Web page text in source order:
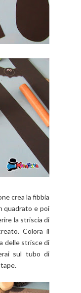
crea la fibbia
quadrato e poi
la striscia di
Colora il
delle strisce di
sul tubo di